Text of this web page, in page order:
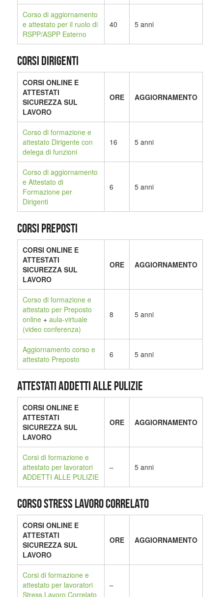
Corso di aggiornamento
e attestato per il ruolo di
RSPP/ASPP Esterno
40 5 anni
CORSI DIRIGENTI
CORSI ONLINE E
ATTESTATI
SICUREZZA SUL
LAVORO
ORE AGGIORNAMENTO
Corso di formazione e
attestato Dirigente con
delega di funzioni
16 5 anni
Corso di aggiornamento
e Attestato di
Formazione per
Dirigenti
6 5 anni
CORSI PREPOSTI
CORSI ONLINE E
ATTESTATI
SICUREZZA SUL
LAVORO
ORE AGGIORNAMENTO
Corso di formazione e
attestato per Preposto
online + aula-virtuale
(video conferenza)
8 5 anni
Aggiornamento corso e
attestato Preposto
6 5 anni
ATTESTATI ADDETTI ALLE PULIZIE
CORSI ONLINE E
ATTESTATI
SICUREZZA SUL
LAVORO
ORE AGGIORNAMENTO
Corsi di formazione e
attestato per lavoratori
ADDETTI ALLE PULIZIE
– 5 anni
CORSO STRESS LAVORO CORRELATO
CORSI ONLINE E
ATTESTATI
SICUREZZA SUL
LAVORO
ORE AGGIORNAMENTO
Corsi di formazione e
attestato per lavoratori
Stress Lavoro Correlato
–